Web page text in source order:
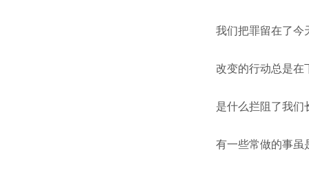
我们把罪留在了今
改变的行动总是在
是什么拦阻了我们
有一些常做的事虽